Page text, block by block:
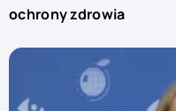
ochrony zdrowia